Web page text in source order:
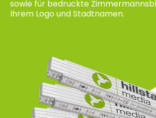
sowie für bedruckte
Ihrem Logo und Stadtnamen.